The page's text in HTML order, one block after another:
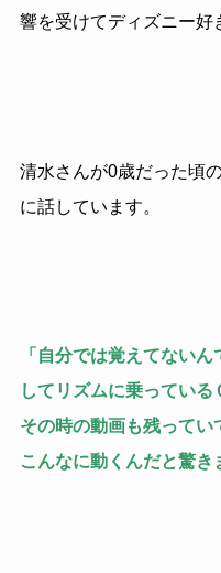
響を受けてディズニー好
清水さんが0歳だった頃
に話しています。
「自分では覚えてない
してリズムに乗っている
その時の動画も残ってい
こんなに動くんだと驚き